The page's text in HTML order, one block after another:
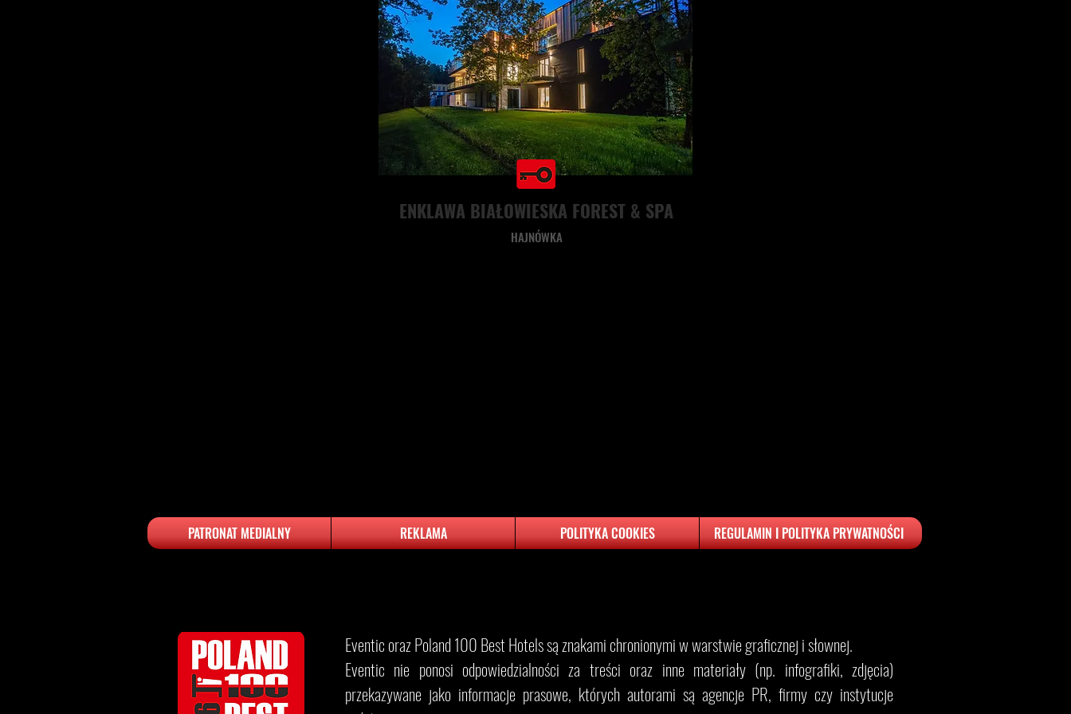
ENKLAWA BIAŁOWIESKA FOREST & SPA
HAJNÓWKA
PATRONAT MEDIALNY REKLAMA REGULAMIN I POLITYKA PRYWATNOŚCI
POLITYKA COOKIES
​​​Eventic oraz Poland 100 Best Hotels są znakami chronionymi w warstwie graficznej i słownej.
Eventic nie ponosi odpowiedzialności za treści oraz inne materiały (np. infografiki, zdjęcia)
przekazywane jako informacje prasowe, których autorami są agencje PR, firmy czy instytucje